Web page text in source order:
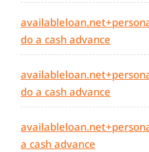
do a cash advance
do a cash advance
a cash advance